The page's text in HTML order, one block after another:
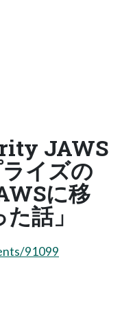
JAWS
イズの
に移
話」
91099